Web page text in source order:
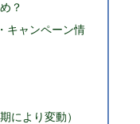
？
キャンペーン情
により変動）